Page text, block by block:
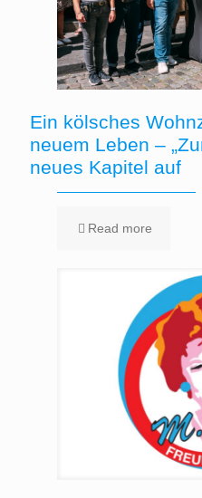
Ein kölsches
neuem Leben –
neues Kapitel auf
Read more